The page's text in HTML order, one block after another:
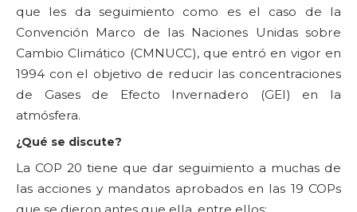
que les da seguimiento como es el caso de la
Convención Marco de las Naciones Unidas sobre
Cambio Climático (CMNUCC), que entró en vigor en
1994 con el objetivo de reducir las concentraciones
de Gases de Efecto Invernadero (GEI) en la
atmósfera.
¿Qué se discute?
La COP 20 tiene que dar seguimiento a muchas de
las acciones y mandatos aprobados en las 19 COPs